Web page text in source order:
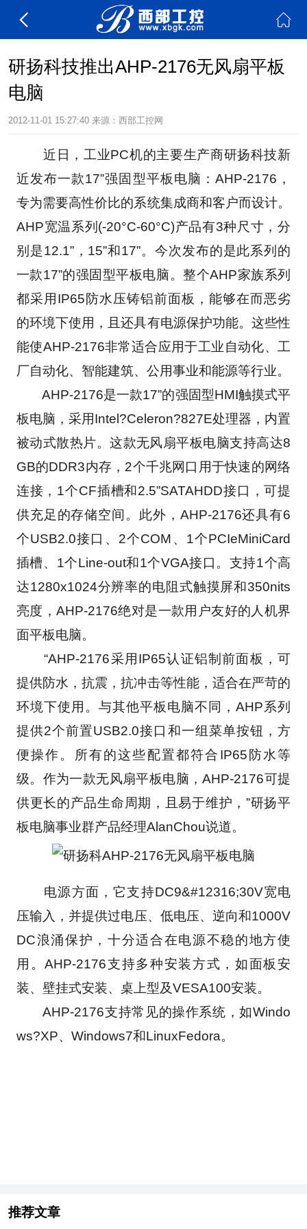
研扬科技推出AHP-2176无风扇平板
电脑
2012-11-01 15:27:40 来源：西部工控网
近日，工业PC机的主要生产商研扬科技新
近发布一款17”强固型平板电脑：AHP-2176，
专为需要高性价比的系统集成商和客户而设计。
AHP宽温系列(-20°C-60°C)产品有3种尺寸，分
别是12.1”，15”和17”。今次发布的是此系列的
一款17”的强固型平板电脑。整个AHP家族系列
都采用IP65防水压铸铝前面板，能够在而恶劣
的环境下使用，且还具有电源保护功能。这些性
能使AHP-2176非常适合应用于工业自动化、工
厂自动化、智能建筑、公用事业和能源等行业。
AHP-2176是一款17”的强固型HMI触摸式平
板电脑，采用Intel?Celeron?827E处理器，内置
被动式散热片。这款无风扇平板电脑支持高达8
GB的DDR3内存，2个千兆网口用于快速的网络
连接，1个CF插槽和2.5”SATAHDD接口，可提
供充足的存储空间。此外，AHP-2176还具有6
个USB2.0接口、2个COM、1个PCIeMiniCard
插槽、1个Line-out和1个VGA接口。支持1个高
达1280x1024分辨率的电阻式触摸屏和350nits
亮度，AHP-2176绝对是一款用户友好的人机界
面平板电脑。
“AHP-2176采用IP65认证铝制前面板，可
提供防水，抗震，抗冲击等性能，适合在严苛的
环境下使用。与其他平板电脑不同，AHP系列
提供2个前置USB2.0接口和一组菜单按钮，方
便操作。所有的这些配置都符合IP65防水等
级。作为一款无风扇平板电脑，AHP-2176可提
供更长的产品生命周期，且易于维护，”研扬平
板电脑事业群产品经理AlanChou说道。
电源方面，它支持DC9&#12316;30V宽电
压输入，并提供过电压、低电压、逆向和1000V
DC浪涌保护，十分适合在电源不稳的地方使
用。AHP-2176支持多种安装方式，如面板安
装、壁挂式安装、桌上型及VESA100安装。
AHP-2176支持常见的操作系统，如Windo
ws?XP、Windows7和LinuxFedora。
推荐文章